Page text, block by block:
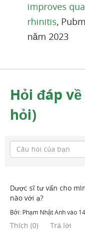
improves
rhinitis,
năm 2023
Hỏi đáp
hỏi)
Dược sĩ tư vấn cho
nào với ạ?
Bởi: Phạm Nhật Anhvào
Thích (0) Trả lời